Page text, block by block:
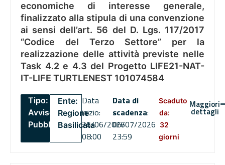
economiche di interesse generale,
finalizzato alla stipula di una convenzione
ai sensi dell’art. 56 del D. Lgs. 117/2017
“Codice del Terzo Settore” per la
realizzazione delle attività previste nelle
Task 4.2 e 4.3 del Progetto LIFE21-NAT-
IT-LIFE TURTLENEST 101074584
Tipo:
Avviso
Pubblico
Ente:
Regione
Basilicata
Data
inizio:
26/06/2026
08:00
Data di
scadenza:
06/07/2026
23:59
Scaduto
da:
32
giorni
Maggiori
dettagli